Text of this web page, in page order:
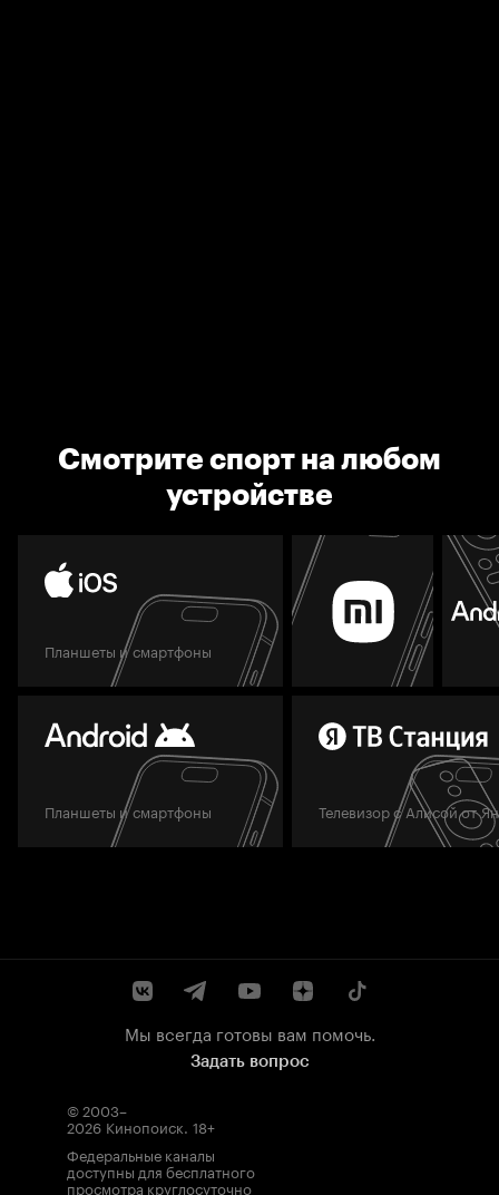
Смотрите спорт на любом
устройстве
Планшеты и смартфоны
Планшеты и смартфоны Телевизор с Алисой от
Мы всегда готовы вам помочь.
Задать вопрос
© 2003–
2026 Кинопоиск. 18+
Федеральные каналы
доступны для бесплатного
просмотра круглосуточно